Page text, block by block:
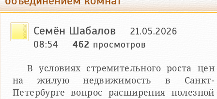
Семён Шабалов
21.05.2026
08:54
462 просмотров
В условиях стремительного роста цен
на жилую недвижимость в Санкт-
Петербурге вопрос расширения полезной